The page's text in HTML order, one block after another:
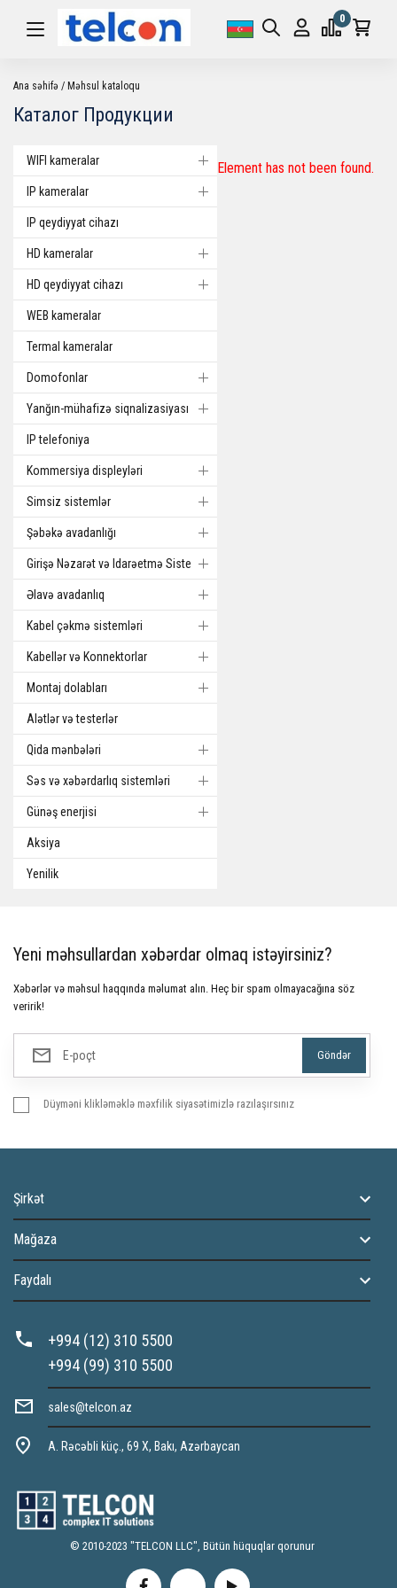
0
Ana səhifə Məhsul kataloqu
Каталог Продукции
WIFI kameralar
IP kameralar
IP qeydiyyat cihazı
HD kameralar
HD qeydiyyat cihazı
WEB kameralar
Termal kameralar
Domofonlar
Yanğın-mühafizə siqnalizasiyası
IP telefoniya
Kommersiya displeyləri
Simsiz sistemlər
Şəbəkə avadanlığı
Girişə Nəzarət və Idarəetmə Sistemi
Əlavə avadanlıq
Kabel çəkmə sistemləri
Kabellər və Konnektorlar
Montaj dolabları
Alətlər və testerlər
Qida mənbələri
Səs və xəbərdarlıq sistemləri
Günəş enerjisi
Aksiya
Yenilik
Element has not been found.
Yeni məhsullardan xəbərdar olmaq istəyirsiniz?
Xəbərlər və məhsul haqqında məlumat alın. Heç bir spam olmayacağına söz
veririk!
Düyməni klikləməklə məxfilik siyasətimizlə razılaşırsınız
Şirkət
Mağaza
Faydalı
+994 (12) 310 5500
+994 (99) 310 5500
sales@telcon.az
A. Rəcəbli küç., 69 X, Bakı, Azərbaycan
© 2010-2023 "TELCON LLC", Bütün hüquqlar qorunur